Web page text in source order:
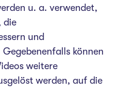
u. a. verwendet,
die
und
können
weitere
werden, auf die